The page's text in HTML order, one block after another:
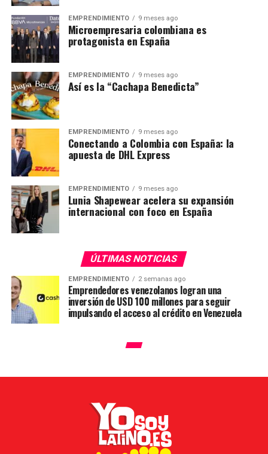
EMPRENDIMIENTO 9 meses ago
Microempresaria colombiana es
protagonista en España
EMPRENDIMIENTO 9 meses ago
Así es la “Cachapa Benedicta”
EMPRENDIMIENTO 9 meses ago
Conectando a Colombia con España: la
apuesta de DHL Express
EMPRENDIMIENTO 9 meses ago
Lunia Shapewear acelera su expansión
internacional con foco en España
ÚLTIMAS NOTICIAS
EMPRENDIMIENTO 2 semanas ago
Emprendedores venezolanos logran una
inversión de USD 100 millones para seguir
impulsando el acceso al crédito en Venezuela